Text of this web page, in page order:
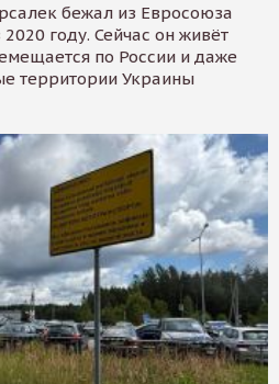
бежал из Евросоюза
году. Сейчас он живёт
по России и даже
территории Украины